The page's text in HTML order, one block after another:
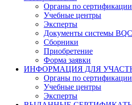
Органы по сертификации
Учебные центры
Эксперты
Документы системы BQC
Сборники
Приобретение
Форма заявки
ИНФОРМАЦИЯ ДЛЯ
Органы по сертификации
Учебные центры
Эксперты